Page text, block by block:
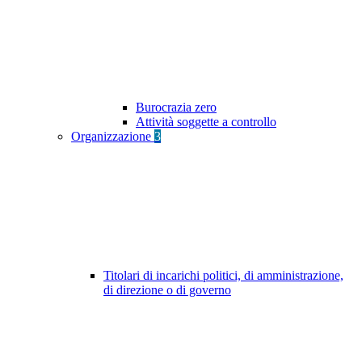
Burocrazia zero
Attività soggette a controllo
Organizzazione 3
Titolari di incarichi politici, di amministrazione,
di direzione o di governo